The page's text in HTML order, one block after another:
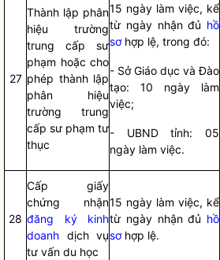
27
Thành lập phân
hiệu trường
trung cấp sư
phạm hoặc cho
phép thành lập
phân hiệu
trường trung
cấp sư phạm tư
thục
15 ngày làm việc, kể
từ ngày nhận đủ hồ
sơhợp lệ, trong đó:
- Sở Giáo dục và Đào
tạo: 10 ngày làm
việc;
- UBND tỉnh: 05
ngày làm việc.
28
Cấp giấy
chứng nhận
đăng ký kinh
doanh dịch vụ
tư vấn du học
15 ngày làm việc, kể
từ ngày nhận đủ hồ
sơhợp lệ.